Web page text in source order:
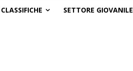
CLASSIFICHE SETTORE GIOVANILE